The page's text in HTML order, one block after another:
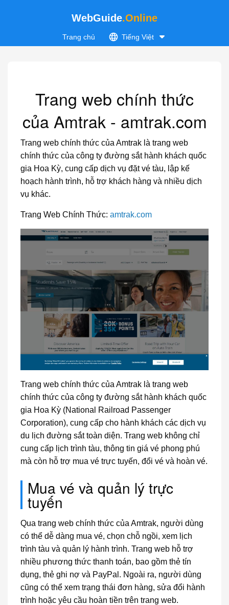
WebGuide.Online
Trang chủ Tiếng Việt
Trang web chính thức
của Amtrak - amtrak.com
Trang web chính thức của Amtrak là trang web
chính thức của công ty đường sắt hành khách quốc
gia Hoa Kỳ, cung cấp dịch vụ đặt vé tàu, lập kế
hoạch hành trình, hỗ trợ khách hàng và nhiều dịch
vụ khác.
Trang Web Chính Thức: amtrak.com
Trang web chính thức của Amtrak là trang web
chính thức của công ty đường sắt hành khách quốc
gia Hoa Kỳ (National Railroad Passenger
Corporation), cung cấp cho hành khách các dịch vụ
du lịch đường sắt toàn diện. Trang web không chỉ
cung cấp lịch trình tàu, thông tin giá vé phong phú
mà còn hỗ trợ mua vé trực tuyến, đổi vé và hoàn vé.
Mua vé và quản lý trực
tuyến
Qua trang web chính thức của Amtrak, người dùng
có thể dễ dàng mua vé, chọn chỗ ngồi, xem lịch
trình tàu và quản lý hành trình. Trang web hỗ trợ
nhiều phương thức thanh toán, bao gồm thẻ tín
dụng, thẻ ghi nợ và PayPal. Ngoài ra, người dùng
cũng có thể xem trạng thái đơn hàng, sửa đổi hành
trình hoặc yêu cầu hoàn tiền trên trang web.